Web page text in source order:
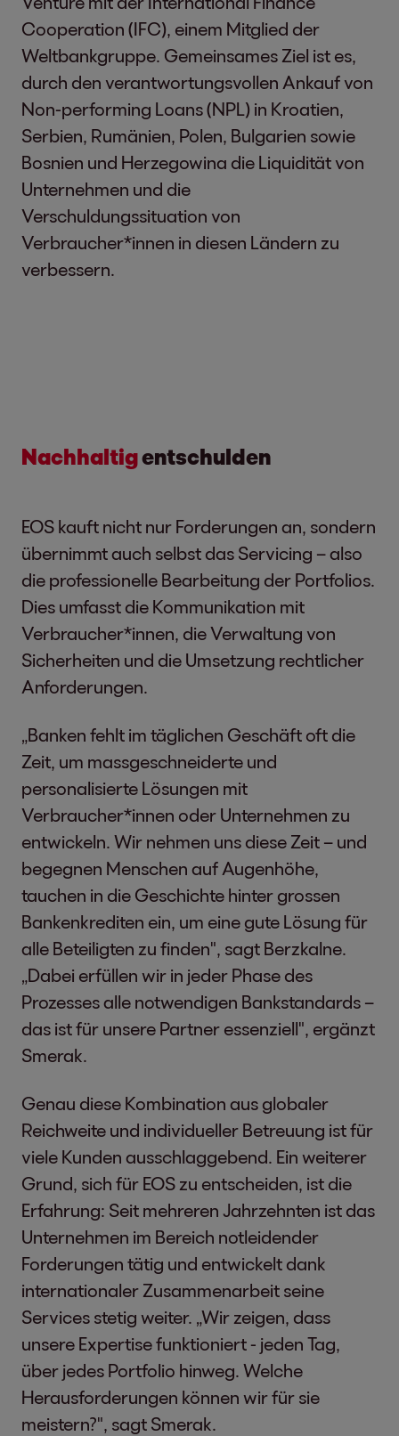
Cooperation (IFC), einem Mitglied der
Weltbankgruppe. Gemeinsames Ziel ist es,
durch den verantwortungsvollen Ankauf von
Non-performing Loans (NPL) in Kroatien,
Serbien, Rumänien, Polen, Bulgarien sowie
Bosnien und Herzegowina die Liquidität von
Unternehmen und die
Verschuldungssituation von
Verbraucher*innen in diesen Ländern zu
verbessern.
Nachhaltigentschulden
EOS kauft nicht nur Forderungen an, sondern
übernimmt auch selbst das Servicing – also
die professionelle Bearbeitung der Portfolios.
Dies umfasst die Kommunikation mit
Verbraucher*innen, die Verwaltung von
Sicherheiten und die Umsetzung rechtlicher
Anforderungen.
„Banken fehlt im täglichen Geschäft oft die
Zeit, um massgeschneiderte und
personalisierte Lösungen mit
Verbraucher*innen oder Unternehmen zu
entwickeln. Wir nehmen uns diese Zeit – und
begegnen Menschen auf Augenhöhe,
tauchen in die Geschichte hinter grossen
Bankenkrediten ein, um eine gute Lösung für
alle Beteiligten zu finden", sagt Berzkalne.
„Dabei erfüllen wir in jeder Phase des
Prozesses alle notwendigen Bankstandards –
das ist für unsere Partner essenziell", ergänzt
Smerak.
Genau diese Kombination aus globaler
Reichweite und individueller Betreuung ist für
viele Kunden ausschlaggebend. Ein weiterer
Grund, sich für EOS zu entscheiden, ist die
Erfahrung: Seit mehreren Jahrzehnten ist das
Unternehmen im Bereich notleidender
Forderungen tätig und entwickelt dank
internationaler Zusammenarbeit seine
Services stetig weiter. „Wir zeigen, dass
unsere Expertise funktioniert - jeden Tag,
über jedes Portfolio hinweg. Welche
Herausforderungen können wir für sie
meistern?", sagt Smerak.